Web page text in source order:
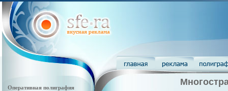
Оперативная полиграфия